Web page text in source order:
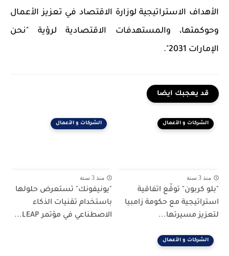
الأهداف الاستراتيجية لوزارة الاقتصاد في تعزيز الأعمال
وحوكمتها، والمستهدفات الاقتصادية لرؤية "نحن
الإمارات 2031".
قد يعجبك ايضا
الشركات و الأعمال
منذ 3 سنة
"بلو كربون" توقّع اتفاقية
استراتيجية مع حكومة زامبيا
لتعزيز مسيرتها...
الشركات و الأعمال
منذ 3 سنة
"يونيفونك" تستعرض حلولها
باستخدام تقنيات الذكاء
الاصطناعي في مؤتمر LEAP...
الشركات و الأعمال